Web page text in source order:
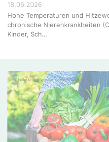
18.06.2026
Hohe Temperaturen und
chronische Nierenkrankheiten
Kinder, Sch…